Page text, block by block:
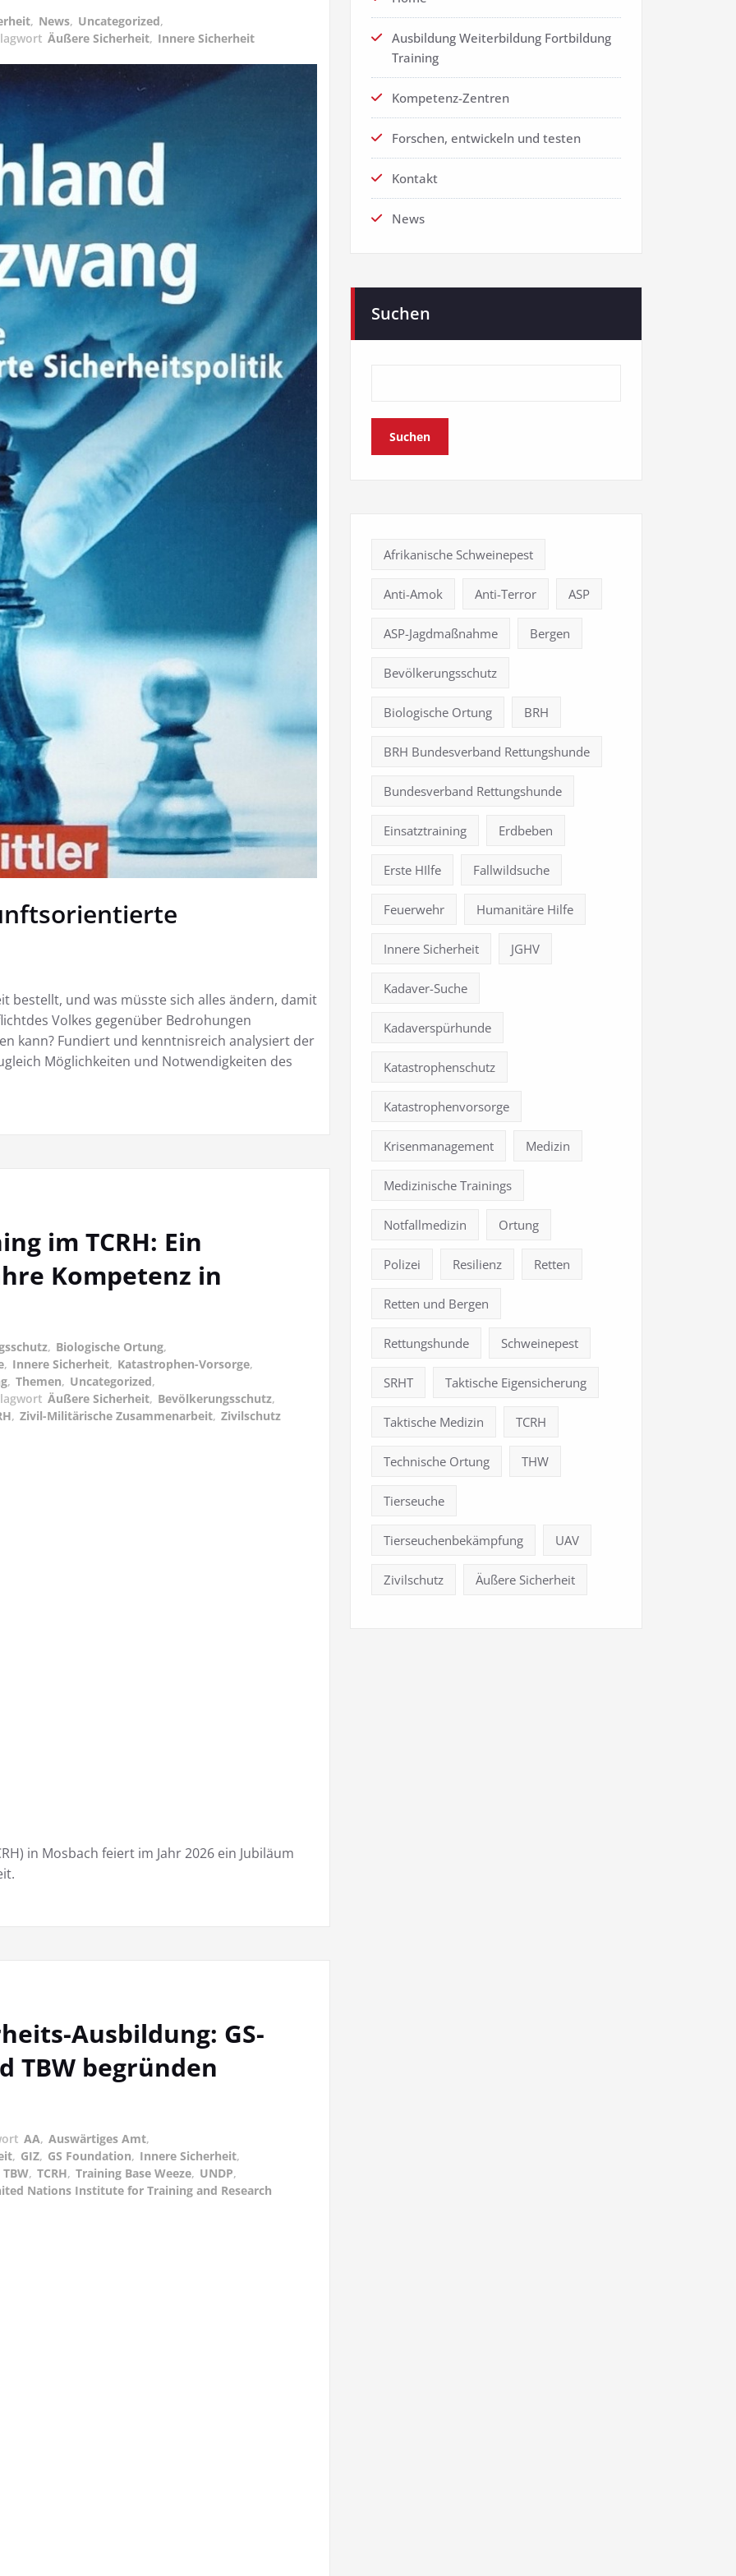
, News, Uncategorized,
Äußere Sicherheit, Innere Sicherheit
bestellt, und was müsste sich alles ändern, damit
Volkes gegenüber Bedrohungen
kann? Fundiert und kenntnisreich analysiert der
Möglichkeiten und Notwendigkeiten des
im TCRH: Ein
Kompetenz in
, Biologische Ortung,
, Innere Sicherheit, Katastrophen-Vorsorge,
, Themen, Uncategorized,
Äußere Sicherheit, Bevölkerungsschutz,
, Zivil-Militärische Zusammenarbeit, Zivilschutz
in Mosbach feiert im Jahr 2026 ein Jubiläum
Ausbildung: GS-
TBW begründen
AA, Auswärtiges Amt,
, GIZ, GS Foundation, Innere Sicherheit,
TBW, TCRH, Training Base Weeze, UNDP,
Nations Institute for Training and Research
Ausbildung Weiterbildung Fortbildung
Training
Kompetenz-Zentren
Forschen, entwickeln und testen
Kontakt
News
Suchen
Suchen
Afrikanische Schweinepest
Anti-Amok Anti-Terror ASP
ASP-Jagdmaßnahme Bergen
Bevölkerungsschutz
Biologische Ortung BRH
BRH Bundesverband Rettungshunde
Bundesverband Rettungshunde
Einsatztraining Erdbeben
Erste HIlfe Fallwildsuche
Feuerwehr Humanitäre Hilfe
Innere Sicherheit JGHV
Kadaver-Suche
Kadaverspürhunde
Katastrophenschutz
Katastrophenvorsorge
Krisenmanagement Medizin
Medizinische Trainings
Notfallmedizin Ortung
Polizei Resilienz Retten
Retten und Bergen
Rettungshunde Schweinepest
SRHT Taktische Eigensicherung
Taktische Medizin TCRH
Technische Ortung THW
Tierseuche
Tierseuchenbekämpfung UAV
Zivilschutz Äußere Sicherheit